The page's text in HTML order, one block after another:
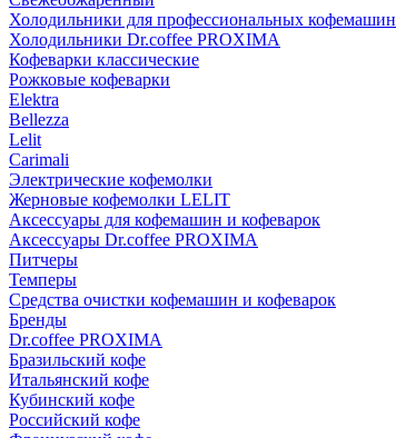
Холодильники для профессиональных кофемашин
Холодильники Dr.coffee PROXIMA
Кофеварки классические
Рожковые кофеварки
Elektra
Bellezza
Lelit
Carimali
Электрические кофемолки
Жерновые кофемолки LELIT
Аксессуары для кофемашин и кофеварок
Аксессуары Dr.coffee PROXIMA
Питчеры
Темперы
Средства очистки кофемашин и кофеварок
Бренды
Dr.coffee PROXIMA
Бразильский кофе
Итальянский кофе
Кубинский кофе
Российский кофе